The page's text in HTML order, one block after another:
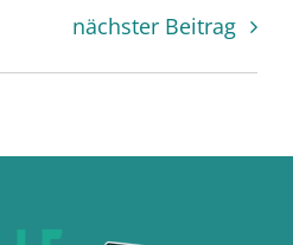
nächster Beitrag